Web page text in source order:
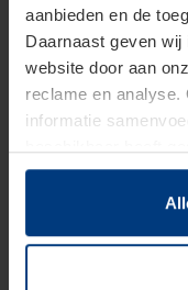
aanbieden en de
Daarnaast geven
website door aan
reclame en analyse.
informatie
hun diensten
Juridisch hebben
van deze pagina's
soorten cookies is